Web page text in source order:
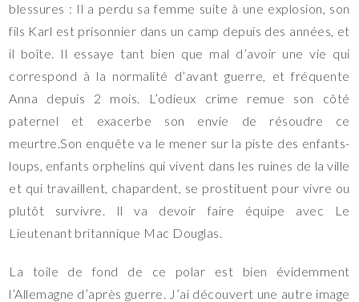
blessures : Il a perdu sa femme suite à une explosion, son
fils Karl est prisonnier dans un camp depuis des années, et
il boîte. Il essaye tant bien que mal d’avoir une vie qui
correspond à la normalité d’avant guerre, et fréquente
Anna depuis 2 mois. L’odieux crime remue son côté
paternel et exacerbe son envie de résoudre ce
meurtre.Son enquête va le mener sur la piste des enfants-
loups, enfants orphelins qui vivent dans les ruines de la ville
et qui travaillent, chapardent, se prostituent pour vivre ou
plutôt survivre. Il va devoir faire équipe avec Le
Lieutenant britannique Mac Douglas.
La toile de fond de ce polar est bien évidemment
l’Allemagne d’après guerre. J’ai découvert une autre image